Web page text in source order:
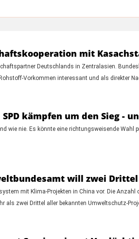
mit
Deutschlands in Zentralasien.
Vorkommen interessant und als direkter
kämpfen um den Sieg -
wie nie. Es könnte eine richtungsweisende
will zwei
mit Klima-Projekten in China vor. Die
als zwei Drittel aller bekannten Umweltschutz-